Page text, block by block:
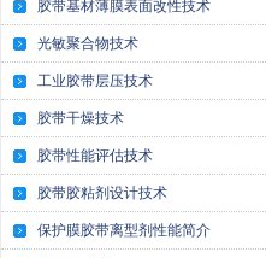
胶带基材薄膜表面改性技术
光敏聚合物技术
工业胶带层压技术
胶带干燥技术
胶带性能评估技术
胶带胶粘剂设计技术
保护膜胶带离型剂性能简介